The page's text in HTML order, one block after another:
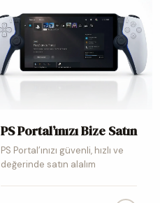
PS Portal’ınızı Bize Satın
PS Portal’ınızı güvenli, hızlı ve
değerinde satın alalım